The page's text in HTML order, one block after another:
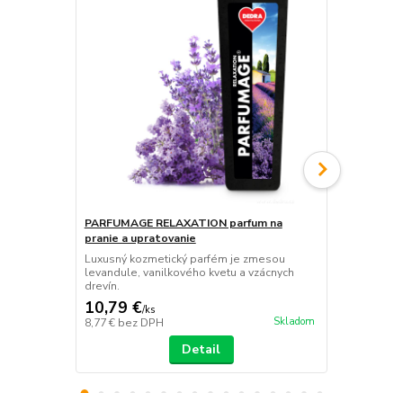
PARFUMAGE RELAXATION parfum na
pranie a upratovanie
Luxusný kozmetický parfém je zmesou
levandule, vanilkového kvetu a vzácnych
drevín.
10,79 €/ks
8,77 € bez DPH Skladom
Detail